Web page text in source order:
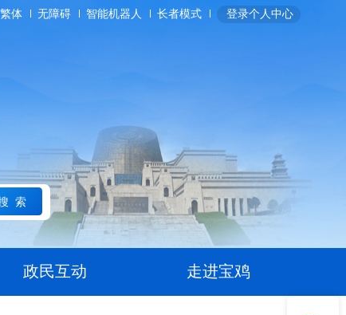
繁体 无障碍 智能机器人 长者模式 登录个人中心
索
政民互动 走进宝鸡